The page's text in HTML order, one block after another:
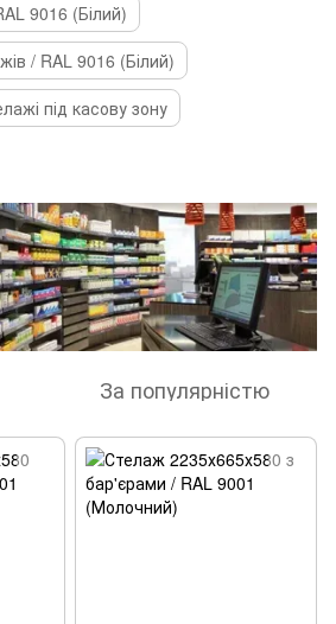
9016 (Білий)
/ RAL 9016 (Білий)
під касову зону
За популярністю